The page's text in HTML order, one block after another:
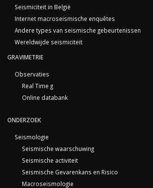
Seismiciteit in België
Internet macroseismische enquêtes
Andere types van seismische gebeurtenissen
Wereldwijde seismiciteit
GRAVIMETRIE
Observaties
Real Time g
Online databank
ONDERZOEK
Seismologie
Seismische waarschuwing
Seismische activiteit
Seismische Gevarenkans en Risico
Macroseismologie